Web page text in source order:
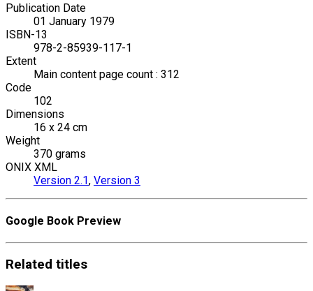
Publication Date
01 January 1979
ISBN-13
978-2-85939-117-1
Extent
Main content page count : 312
Code
102
Dimensions
16 x 24 cm
Weight
370 grams
ONIX XML
Version 2.1, Version 3
Google Book Preview
Related titles